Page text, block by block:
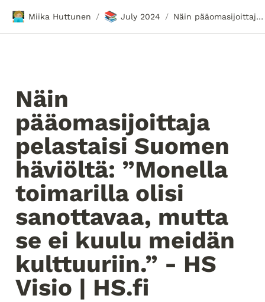
🧑🏼‍💻 Miika Huttunen / 📚 July 2024 / Näin pääomasijoittaja pelastaisi Suomen häviöltä: ”Monella toimarilla olisi sanottavaa, mutta se ei kuulu meidän kulttuuriin.” - HS Visio | HS.fi
Näin
pääomasijoittaja
pelastaisi Suomen
häviöltä: ”Monella
toimarilla olisi
sanottavaa, mutta
se ei kuulu meidän
kulttuuriin.” - HS
Visio | HS.fi